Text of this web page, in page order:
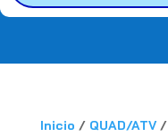
Inicio / QUAD/ATV/